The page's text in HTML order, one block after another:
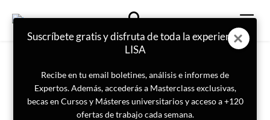
Suscríbete gratis y disfruta de toda la experiencia
LISA
Recibe en tu email boletines, análisis e informes de
Expertos. Además, accederás a Masterclass exclusivas,
becas en Cursos y Másteres universitarios y acceso a +120
ofertas de trabajo cada semana.